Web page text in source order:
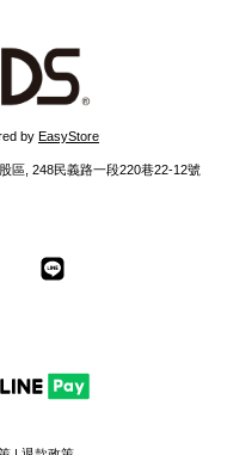
by EasyStore
區, 248民義路一段220巷22-12號
Instagram